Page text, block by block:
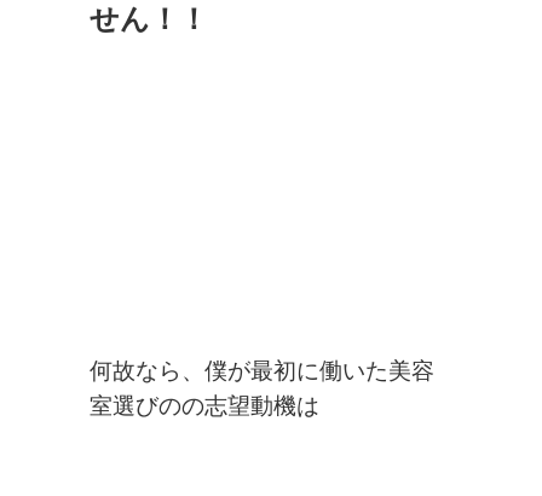
せん！！
何故なら、僕が最初に働いた美容
室選びのの志望動機は